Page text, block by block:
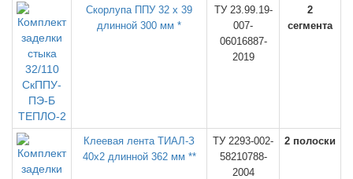
Скорлупа ППУ 32 х 39
длинной 300 мм *
ТУ 23.99.19-
007-
06016887-
2019
2
сегмента
Клеевая лента ТИАЛ-З
40х2 длинной 362 мм **
ТУ 2293-002-
58210788-
2004
2 полоски